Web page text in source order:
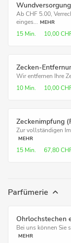
Wundver­sorgung
Ab CHF 5.00,
einges... MEHR
15 Min. 10,00
Zecken-
Wir entfernen Ihre
10 Min.
10,00
Zeckenimpfung
Zur vollständigen
MEHR
15 Min. 67,80
Parfümerie
Ohrlochstechen
Bei uns können Sie
MEHR